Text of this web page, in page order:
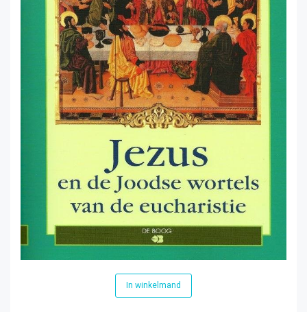
In winkelmand